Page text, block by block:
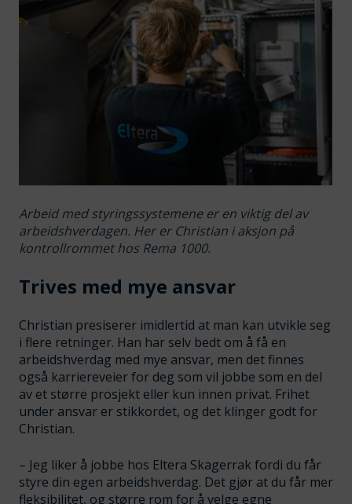
Arbeid med styringssystemene er en viktig del av
arbeidshverdagen. Her er Christian i aksjon på
kontrollrommet hos Rema 1000.
Trives med mye ansvar
Christian presiserer imidlertid at man kan utvikle seg
i flere retninger. Han har selv bedt om å få en
arbeidshverdag med mye ansvar, men det finnes
også karriereveier for deg som vil jobbe som en del
av et større prosjekt eller kun innen privat. Frihet
under ansvar er stikkordet, og det klinger godt for
Christian.
– Jeg liker å jobbe hos Eltera Skagerrak fordi du får
styre din egen arbeidshverdag. Det gjør at du får mer
fleksibilitet, og større rom for å velge egne